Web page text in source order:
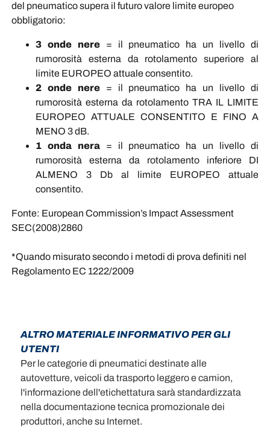
del pneumatico supera il futuro valore limite europeo
obbligatorio:
3 onde nere= il pneumatico ha un livello di
rumorosità esterna da rotolamento superiore al
limite EUROPEO attuale consentito.
2 onde nere= il pneumatico ha un livello di
rumorosità esterna da rotolamento TRA IL LIMITE
EUROPEO ATTUALE CONSENTITO E FINO A
MENO 3 dB.
1 onda nera= il pneumatico ha un livello di
rumorosità esterna da rotolamento inferiore DI
ALMENO 3 Db al limite EUROPEO attuale
consentito.
Fonte: European Commission’s Impact Assessment
SEC(2008)2860
*Quando misurato secondo i metodi di prova definiti nel
Regolamento EC 1222/2009
ALTRO MATERIALE INFORMATIVO PER GLI
UTENTI
Per le categorie di pneumatici destinate alle
autovetture, veicoli da trasporto leggero e camion,
l'informazione dell'etichettatura sarà standardizzata
nella documentazione tecnica promozionale dei
produttori, anche su Internet.